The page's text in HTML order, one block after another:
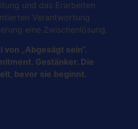
und das Erarbeiten
Verantwortung
eine Zwischenlösung.
von „Abgesägt sein“.
Gestänker. Die
bevor sie beginnt.